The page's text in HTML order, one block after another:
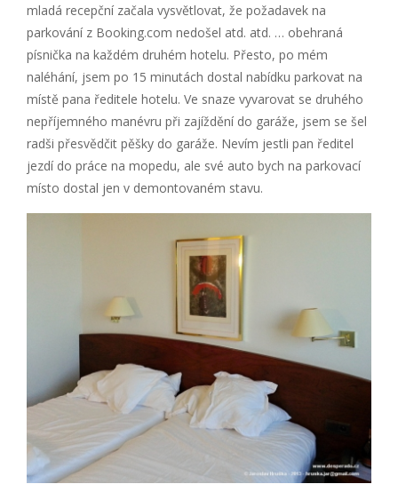
mladá recepční začala vysvětlovat, že požadavek na
parkování z Booking.com nedošel atd. atd. … obehraná
písnička na každém druhém hotelu. Přesto, po mém
naléhání, jsem po 15 minutách dostal nabídku parkovat na
místě pana ředitele hotelu. Ve snaze vyvarovat se druhého
nepříjemného manévru při zajíždění do garáže, jsem se šel
radši přesvědčit pěšky do garáže. Nevím jestli pan ředitel
jezdí do práce na mopedu, ale své auto bych na parkovací
místo dostal jen v demontovaném stavu.